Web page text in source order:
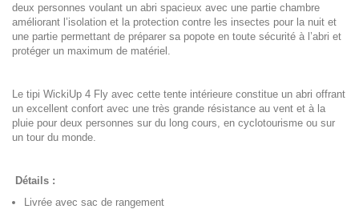
deux personnes voulant un abri spacieux avec une partie chambre
améliorant l’isolation et la protection contre les insectes pour la nuit et
une partie permettant de préparer sa popote en toute sécurité à l’abri et
protéger un maximum de matériel.
Le tipi WickiUp 4 Fly avec cette tente intérieure constitue un abri offrant
un excellent confort avec une très grande résistance au vent et à la
pluie pour deux personnes sur du long cours, en cyclotourisme ou sur
un tour du monde.
Détails :
Livrée avec sac de rangement